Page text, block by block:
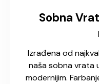
Sobna
Izrađena od
naša sobna vrata
modernijim.